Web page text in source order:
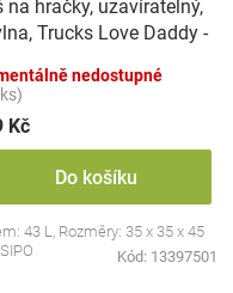
na hračky, uzavíratelný,
Trucks Love Daddy -
nedostupné
Kč
Do košíku
43 L, Rozměry: 35 x 35 x 45
Kód: 13397501